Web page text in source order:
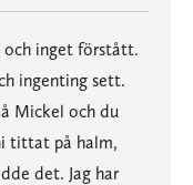
och inget förstått.
ingenting sett.
Mickel och du
tittat på halm,
det. Jag har